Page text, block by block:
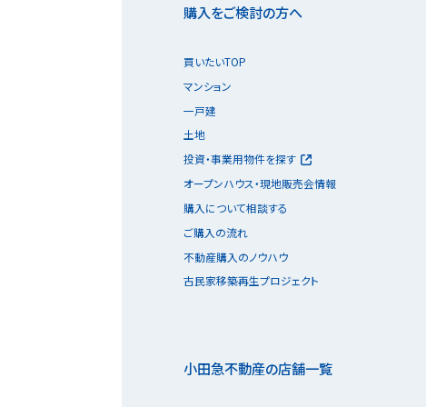
購入をご検討の方へ
買いたいTOP
マンション
一戸建
土地
投資・事業用物件を探す
オープンハウス・現地販売会情報
購入について相談する
ご購入の流れ
不動産購入のノウハウ
古民家移築再生プロジェクト
小田急不動産の店舗一覧